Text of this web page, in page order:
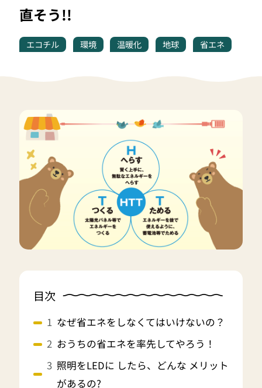
直そう!!
エコチル 環境 温暖化 地球 省エネ
目次
なぜ省エネをしなくてはいけないの？
おうちの省エネを率先してやろう！
照明をLEDに したら、どんな メリット
があるの?